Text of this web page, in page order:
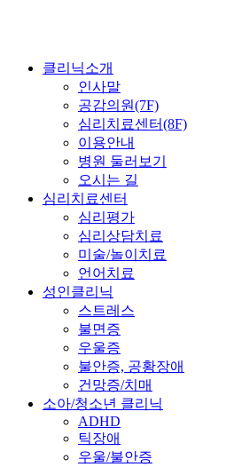
클리닉소개
인사말
공감의원(7F)
심리치료센터(8F)
이용안내
병원 둘러보기
오시는 길
심리치료센터
심리평가
심리상담치료
미술/놀이치료
언어치료
성인클리닉
스트레스
불면증
우울증
불안증, 공황장애
건망증/치매
소아/청소년 클리닉
ADHD
틱장애
우울/불안증